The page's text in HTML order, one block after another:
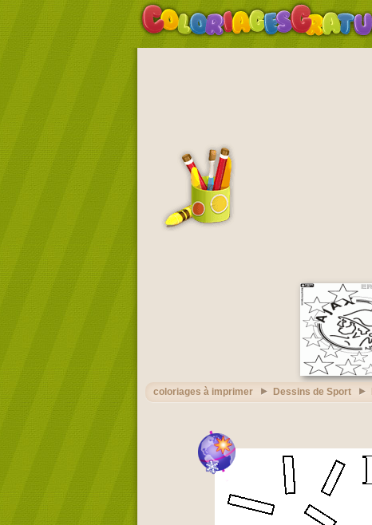
coloriages à imprimer Dessins de Sport